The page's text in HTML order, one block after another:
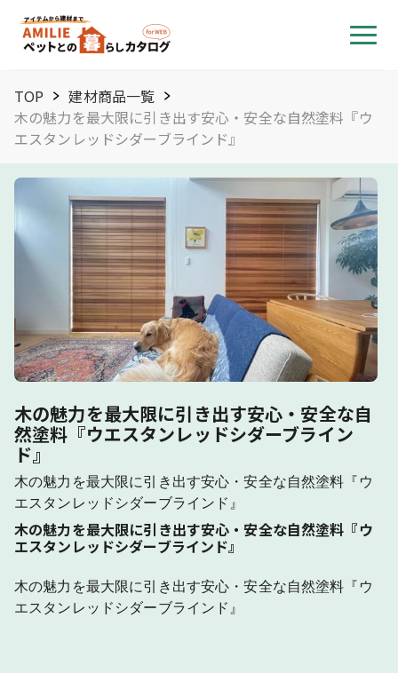
TOP
建材商品一覧
木の魅力を最大限に引き出す安心・安全な自然塗料『ウ
エスタンレッドシダーブラインド』
木の魅力を最大限に引き出す安心・安全な自
然塗料『ウエスタンレッドシダーブライン
ド』
木の魅力を最大限に引き出す安心・安全な自然塗料『ウ
エスタンレッドシダーブラインド』
木の魅力を最大限に引き出す安心・安全な自然塗料『ウ
エスタンレッドシダーブラインド』
木の魅力を最大限に引き出す安心・安全な自然塗料『ウ
エスタンレッドシダーブラインド』